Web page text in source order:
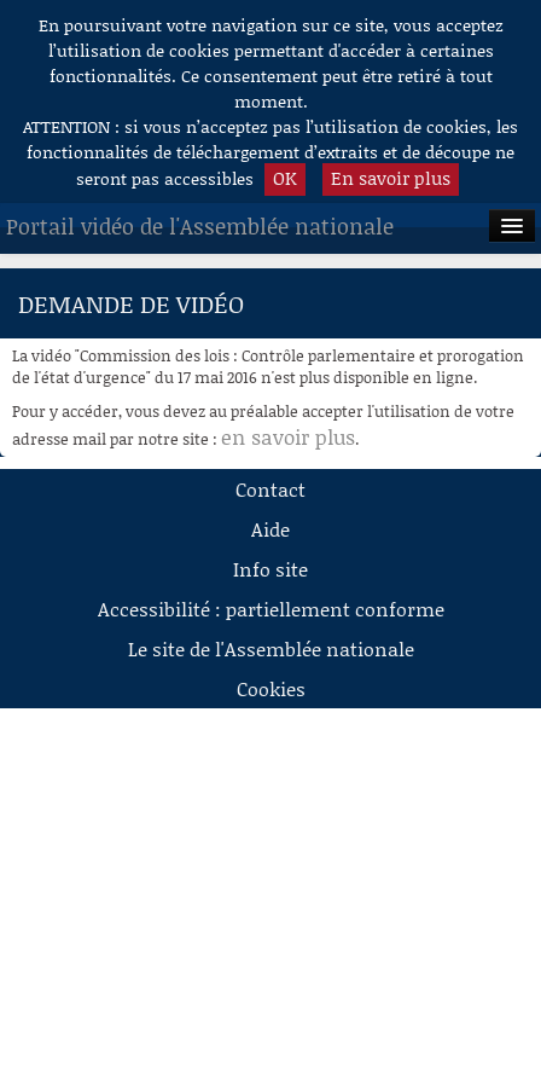
Aller au contenu
En poursuivant votre navigation sur ce site, vous acceptez
l’utilisation de cookies permettant d'accéder à certaines
fonctionnalités. Ce consentement peut être retiré à tout
moment.
ATTENTION : si vous n’acceptez pas l’utilisation de cookies, les
fonctionnalités de téléchargement d’extraits et de découpe ne
seront pas accessibles
OK En savoir plus
Portail vidéo de l'Assemblée nationale
ACCUEIL
À LA DEMANDE
RECHERCHE
AIDE À LA DÉCOUPE
DEMANDE DE VIDÉO
La vidéo "Commission des lois : Contrôle parlementaire et prorogation
de l'état d'urgence" du 17 mai 2016 n'est plus disponible en ligne.
Pour y accéder, vous devez au préalable accepter l'utilisation de votre
adresse mail par notre site : en savoir plus.
Contact
Aide
Info site
Accessibilité : partiellement conforme
Le site de l'Assemblée nationale
Cookies